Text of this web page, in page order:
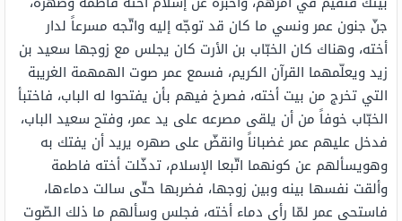
جنّ جنون عمر ونسي ما كان قد توجّه إليه واتّجه مسرعاً لدار
أخته، وهناك كان الخبّاب بن الأرت كان يجلس مع زوجها سعيد بن
زيد ويعلّمهما القرآن الكريم، فسمع عمر صوت الهمهمة الغريبة
التي تخرج من بيت أخته، فصرخ فيهم بأن يفتحوا له الباب، فاختبأ
الخبّاب خوفاً من أن يلقى مصرعه على يد عمر، وفتح سعيد الباب،
فدخل عليهم عمر غضباناً وانقضّ على صهره يريد أن يفتك به
وهويسألهم عن كونهما اتّبعا الإسلام، تدخّلت أخته فاطمة
وألقت نفسها بينه وبين زوجها، فضربها حتّى سالت دماءها،
فاستحى عمر لمّا رأى دماء أخته، فجلس وسألهم ما ذلك الصّوت